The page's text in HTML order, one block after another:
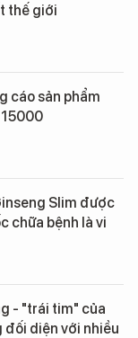
thế giới
cáo sản phẩm
Slim được
chữa bệnh là vi
- "trái tim" của
đối diện với nhiều